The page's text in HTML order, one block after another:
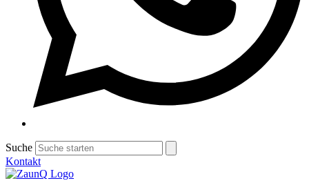
Suche
Kontakt